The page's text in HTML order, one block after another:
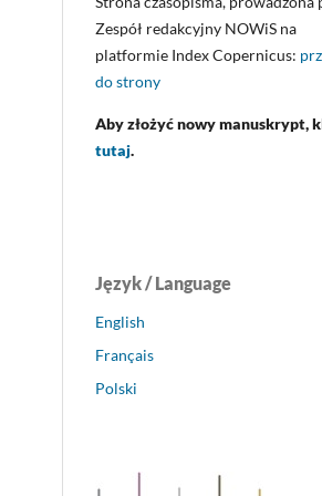
Zespół redakcyjny NOWiS na
platformie Index Copernicus:
do strony
Aby złożyć nowy manuskrypt,
tutaj.
Język / Language
English
Français
Polski